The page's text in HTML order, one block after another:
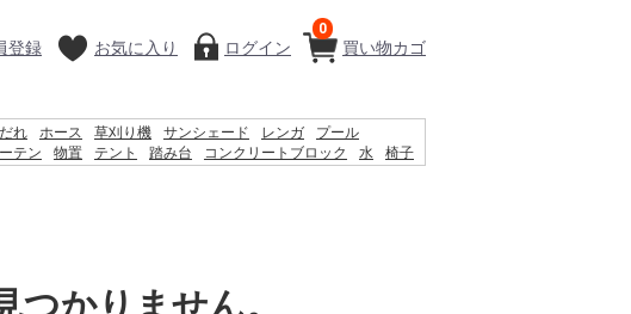
買い物カゴ
0
登録 お気に入り ログイン
れ ホース 草刈り機 サンシェード レンガ
プール
テン
物置 テント 踏み台 コンクリートブロック 水
椅子
つかりません。